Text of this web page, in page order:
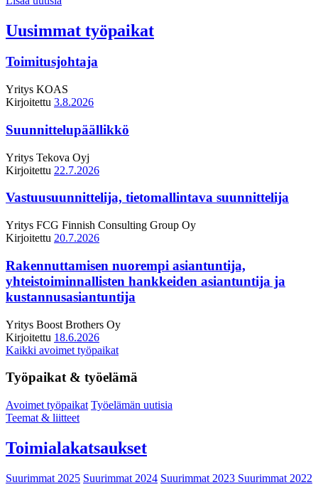
Uusimmat työpaikat
Toimitusjohtaja
Yritys KOAS
Kirjoitettu 3.8.2026
Suunnittelupäällikkö
Yritys Tekova Oyj
Kirjoitettu 22.7.2026
Vastuusuunnittelija, tietomallintava suunnittelija
Yritys FCG Finnish Consulting Group Oy
Kirjoitettu 20.7.2026
Rakennuttamisen nuorempi asiantuntija,
yhteistoiminnallisten hankkeiden asiantuntija ja
kustannusasiantuntija
Yritys Boost Brothers Oy
Kirjoitettu 18.6.2026
Kaikki avoimet työpaikat
Työpaikat & työelämä
Avoimet työpaikat Työelämän uutisia
Teemat & liitteet
Toimialakatsaukset
Suurimmat 2025 Suurimmat 2024 Suurimmat 2023 Suurimmat 2022